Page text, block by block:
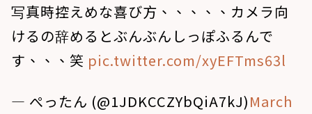
写真時控えめな喜び方、、、、、カメラ向
けるの辞めるとぶんぶんしっぽふるんで
す、、、笑 pic.twitter.com/xyEFTms63l
— ぺったん (@1JDKCCZYbQiA7kJ)March